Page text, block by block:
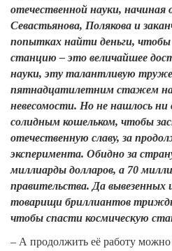
отечественной науки, начиная
Севастьянова, Полякова и
попытках найти деньги,
станцию – это величайшее
науки, эту талантливую
пятнадцатилетним стажем
невесомости. Но не нашлось ни
солидным кошельком, чтобы
отечественную славу, за
эксперимента. Обидно за
миллиарды долларов, а 70
правительства. Да вывезенных
товарищи бриллиантов
чтобы спасти космическую
– А продолжить её работу